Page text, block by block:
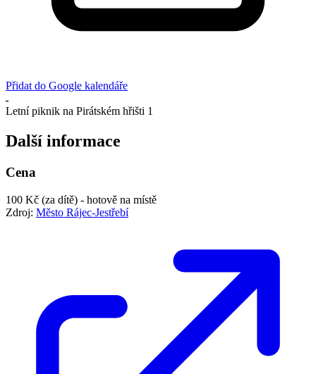
Přidat do Google kalendáře
Letní piknik na Pirátském hřišti 1
Další informace
Cena
100 Kč (za dítě) - hotově na místě
Zdroj: Město Rájec-Jestřebí